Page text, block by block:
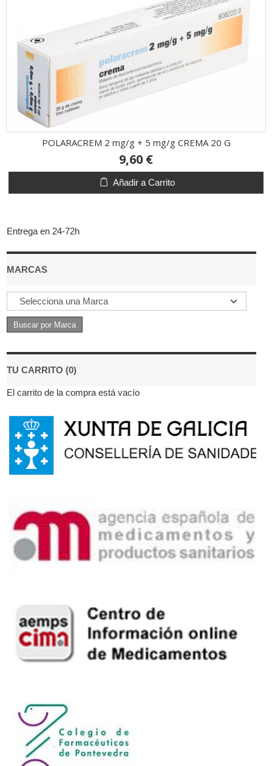
Entrega en 24-72h
MARCAS
TU CARRITO (0)
El carrito de la compra está vacío
POLARACREM 2 mg/g + 5 mg/g CREMA 20 G
9,60 €
Añadir a Carrito